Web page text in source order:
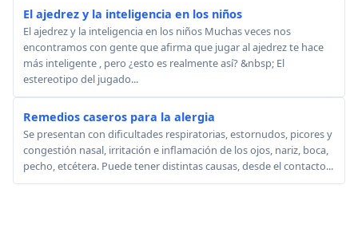
El ajedrez y la inteligencia en los niños
El ajedrez y la inteligencia en los niños Muchas veces nos
encontramos con gente que afirma que jugar al ajedrez te hace
más inteligente , pero ¿esto es realmente así? &nbsp; El
estereotipo del jugado...
Remedios caseros para la alergia
Se presentan con dificultades respiratorias, estornudos, picores y
congestión nasal, irritación e inflamación de los ojos, nariz, boca,
pecho, etcétera. Puede tener distintas causas, desde el contacto...